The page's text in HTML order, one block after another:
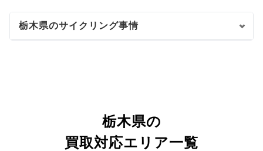
栃木県のサイクリング事情
栃木県の
買取対応エリア一覧